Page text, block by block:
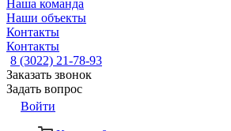
Наша команда
Наши объекты
Контакты
Контакты
8 (3022) 21-78-93
Заказать звонок
Задать вопрос
Войти